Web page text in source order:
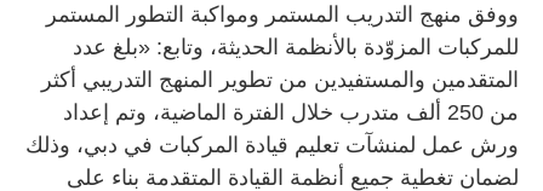
ووفق منهج التدريب المستمر ومواكبة التطور المستمر
للمركبات المزوّدة بالأنظمة الحديثة، وتابع: «بلغ عدد
المتقدمين والمستفيدين من تطوير المنهج التدريبي أكثر
من 250 ألف متدرب خلال الفترة الماضية، وتم إعداد
ورش عمل لمنشآت تعليم قيادة المركبات في دبي، وذلك
لضمان تغطية جميع أنظمة القيادة المتقدمة بناء على